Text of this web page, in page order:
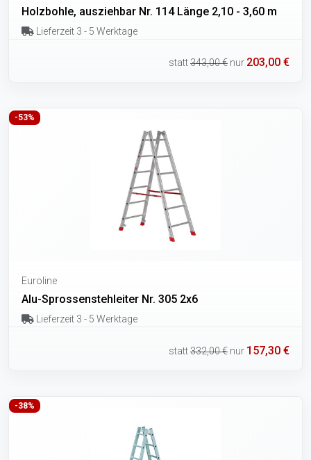
Holzbohle, ausziehbar Nr. 114 Länge 2,10 - 3,60 m
Lieferzeit 3 - 5 Werktage
statt343,00 € nur 203,00 €
-53%
Euroline
Alu-Sprossenstehleiter Nr. 305 2x6
Lieferzeit 3 - 5 Werktage
statt332,00 € nur 157,30 €
-38%